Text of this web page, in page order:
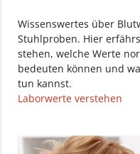
Wissenswertes über
Stuhlproben. Hier
stehen, welche Werte
bedeuten können und
tun kannst.
Laborwerte verstehen